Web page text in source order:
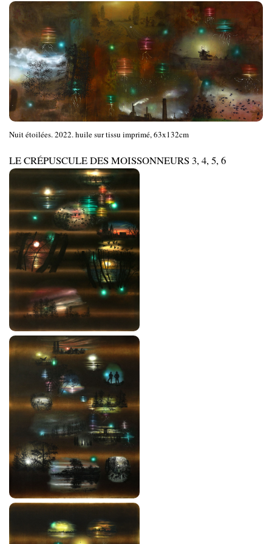
Nuit étoilées. 2022. huile sur tissu imprimé, 63x132cm
LE CRÉPUSCULE DES MOISSONNEURS 3, 4, 5, 6